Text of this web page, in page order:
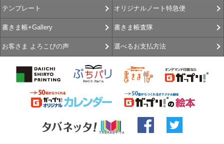
テンプレート オリジナルノート特急便
書きま帳+Gallery 書きま帳査隊
お客さま よろこびの声 選べるお支払方法